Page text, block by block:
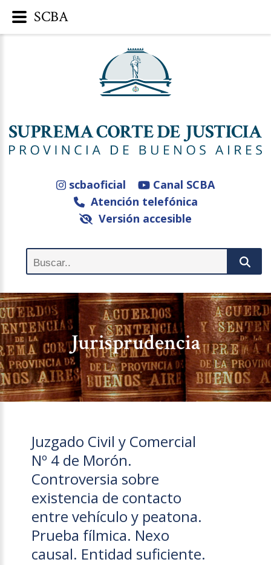
scbaoficial
Canal SCBA
Atención telefónica
Versión accesible
Jurisprudencia
Juzgado Civil y Comercial
Nº 4 de Morón.
Controversia sobre
existencia de contacto
entre vehículo y peatona.
Prueba fílmica. Nexo
causal. Entidad suficiente.
SCBA